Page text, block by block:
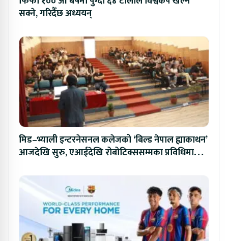
सक्ने, गरिदैँछ अध्ययन्
मिड–भ्याली इन्टरनेसनल कलेजको ‘बिल्ड नेपाल ह्याकाथन’
आजदेखि सुरु, एआईदेखि रोबोटिक्ससम्मका प्रविधिमा